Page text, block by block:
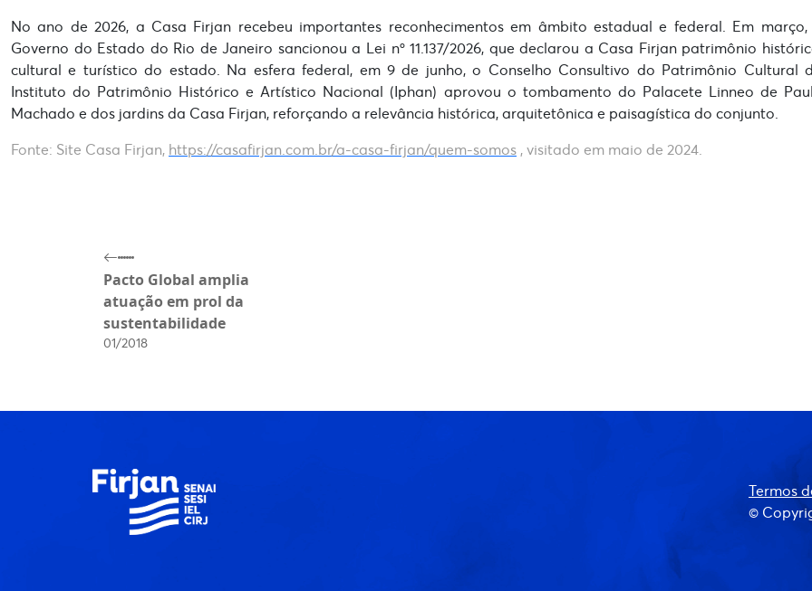
No ano de 2026, a Casa Firjan recebeu importantes reconhecimentos em âmbito estadual e federal. Em março,
Governo do Estado do Rio de Janeiro sancionou a Lei nº 11.137/2026, que declarou a Casa Firjan patrimônio
cultural e turístico do estado. Na esfera federal, em 9 de junho, o Conselho Consultivo do Patrimônio Cultural
Instituto do Patrimônio Histórico e Artístico Nacional (Iphan) aprovou o tombamento do Palacete Linneo de
Machado e dos jardins da Casa Firjan, reforçando a relevância histórica, arquitetônica e paisagística do conjunto.
Fonte: Site Casa Firjan, https://casafirjan.com.br/a-casa-firjan/quem-somos , visitado em maio de 2024.
Pacto Global amplia
atuação em prol da
sustentabilidade
01/2018
Termos
©